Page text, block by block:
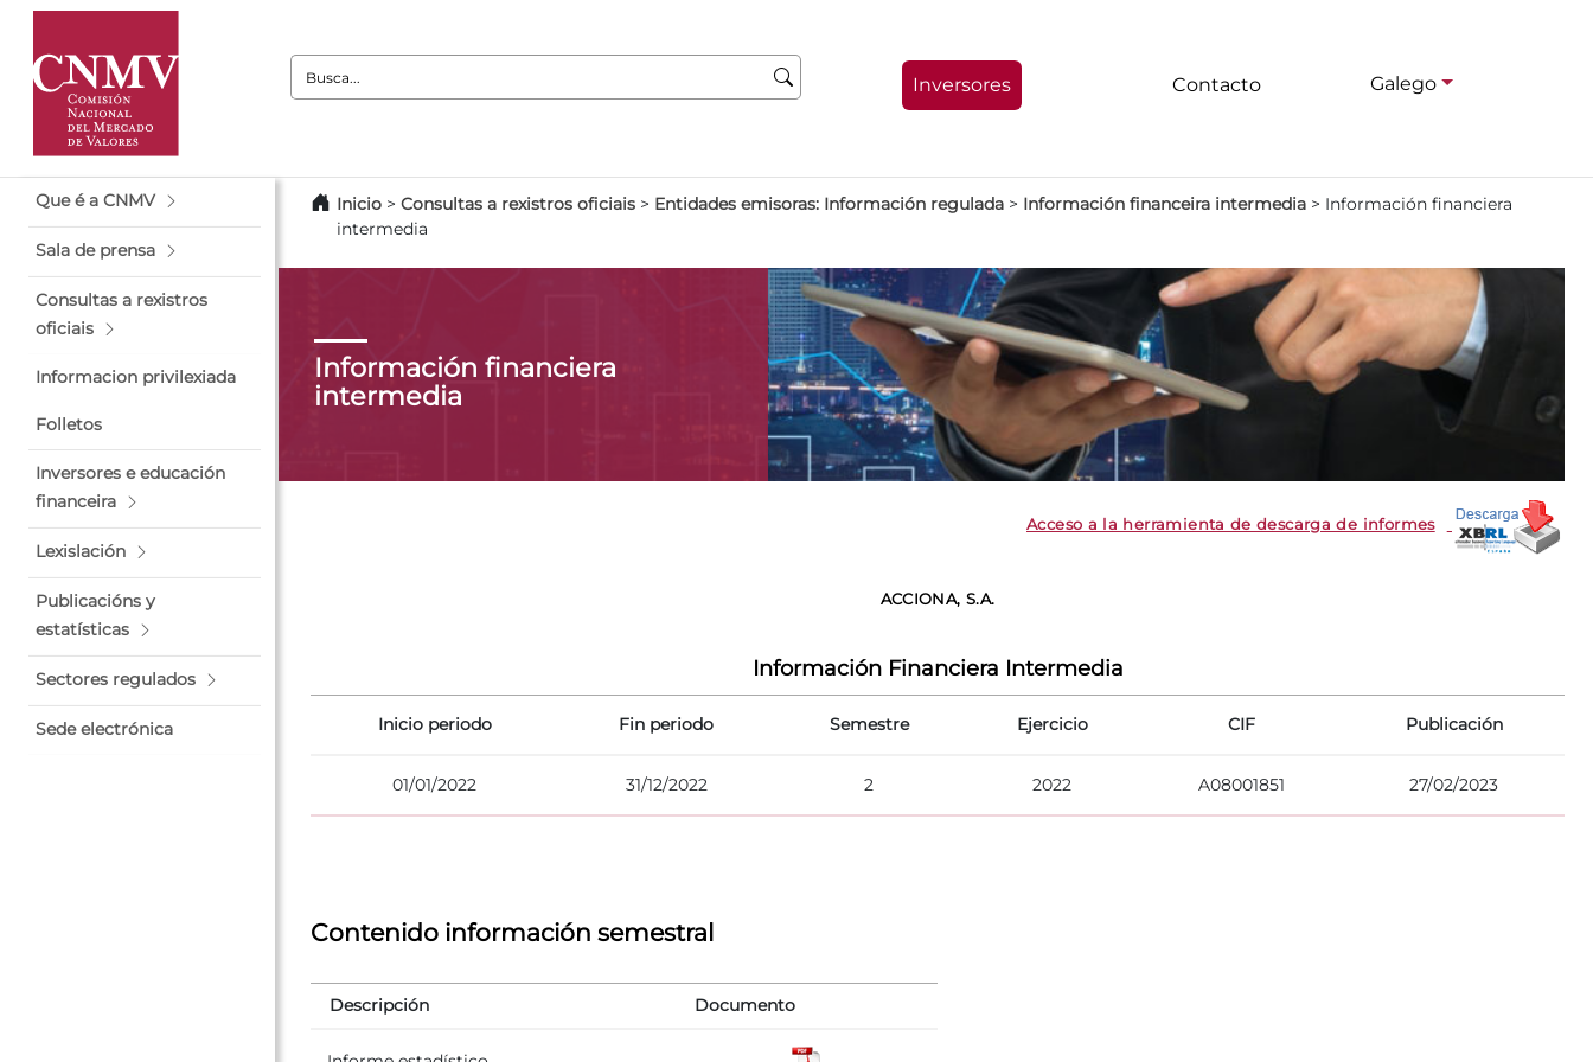
Busca:
Inversores Contacto Galego
Que é a CNMV
Sala de prensa
Consultas a rexistros
oficiais
Informacion privilexiada
Folletos
Inversores e educación
financeira
Lexislación
Publicacións y
estatísticas
Sectores regulados
Sede electrónica
Inicio > Consultas a rexistros oficiais > Entidades emisoras: Información regulada > Información financeira intermedia > Información financiera
intermedia
Información financiera
intermedia
Acceso a la herramienta de descarga de informes
ACCIONA, S.A.
Información Financiera Intermedia
Inicio periodo Fin periodo Semestre Ejercicio CIF Publicación
01/01/2022 31/12/2022 2 2022 A08001851 27/02/2023
Contenido información semestral
Descripción Documento